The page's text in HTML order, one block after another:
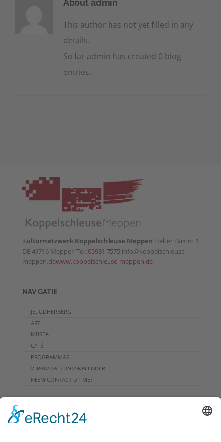
Aboutadmin
This author has not yet filled in any
details.
So far admin has created 0 blog
entries.
Kulturnetzwerk Koppelschleuse Meppen Helter Damm 1
DE 49716 Meppen Tel.:05931 7575info@koppelschleuse-
meppen.dewww.koppelschleuse-meppen.de
NAVIGATIE
JEUGDHERBERG
ART
MUSEA
CAFÉ
PROGRAMMAS
VERANSTALTUNGSKALENDER
NEEM CONTACT OP MET
PROGRAMMHEFT